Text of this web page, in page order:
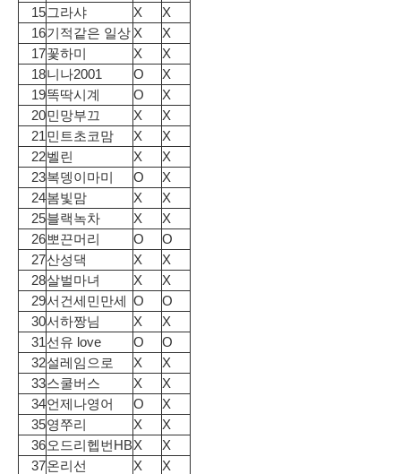
15그라샤 X
X
16기적같은 일상 X
X
17꽃하미 X
X
18니나2001 O
X
19똑딱시계 O
X
20민망부끄 X
X
21민트초코맘 X
X
22벨린 X
X
23복뎅이마미 O
X
24봄빛맘 X
X
25블랙녹차 X
X
26뽀끈머리 O
O
27산성댁 X
X
28살벌마녀 X
X
29서건세민만세 O
O
30서하짱님 X
X
31선유 love O
O
32설레임으로 X
X
33스쿨버스 X
X
34언제나영어 O
X
35영쭈리 X
X
36오드리헵번HBX
X
37온리선 X
X